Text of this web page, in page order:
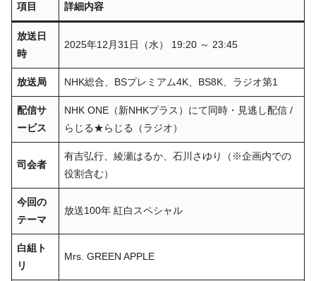
項目 詳細内容
放送日
時
2025年12月31日（水） 19:20 ～ 23:45
放送局 NHK総合、BSプレミアム4K、BS8K、ラジオ第1
配信サ
ービス
NHK ONE（新NHKプラス）にて同時・見逃し配信 /
らじる★らじる（ラジオ）
司会者
有吉弘行、綾瀬はるか、石川さゆり（※企画内での
役割含む）
今回の
テーマ
放送100年 紅白スペシャル
白組ト
リ
Mrs. GREEN APPLE